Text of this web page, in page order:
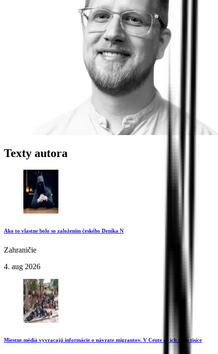
Texty autora
Ako to vlastne bolo so založením českého Deníka N
Zahraničie
4. aug 2026
Miestne médiá vyvracajú informácie o návrate migrantov. V Ceute sú ich stále tisíce